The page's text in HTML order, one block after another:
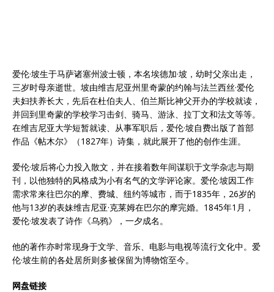
爱伦·坡生于马萨诸塞州波士顿，本名埃德加·坡，幼时父亲出走，
三岁时母亲逝世。坡由维吉尼亚州里奇蒙的约翰与法兰西丝·爱伦
夫妇扶养长大，先后在杜伯夫人、伯兰斯比神父开办的学校就读，
并回到里奇蒙的学校学习击剑、骑马、游泳、拉丁文和法文等等。
在维吉尼亚大学短暂就读、从事军职后，爱伦·坡自费出版了首部
作品《帖木尔》（1827年）诗集，就此展开了他的创作生涯。
爱伦·坡后将心力投入散文，并在接着数年间谋职于文学杂志与期
刊，以他独特的风格成为小有名气的文学评论家。爱伦·坡因工作
需求常来往巴尔的摩、费城、纽约等城市，而于1835年，26岁的
他与13岁的表妹维吉尼亚·克莱姆在巴尔的摩完婚。1845年1月，
爱伦·坡发表了诗作《乌鸦》，一夕成名。
他的著作亦时常现身于文学、音乐、电影与电视等流行文化中。爱
伦·坡生前的各处居所则多被保留为博物馆至今。
网盘链接